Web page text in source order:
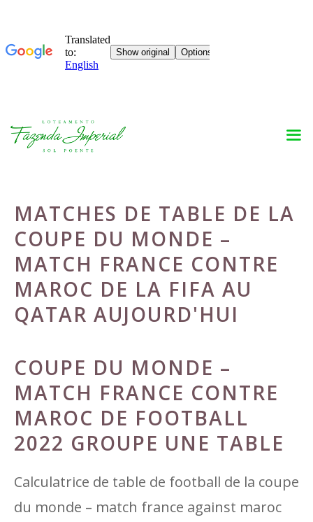
Skip
MATCHES DE TABLE DE LA
COUPE DU MONDE –
MATCH FRANCE CONTRE
MAROC DE LA FIFA AU
QATAR AUJOURD'HUI
COUPE DU MONDE –
MATCH FRANCE CONTRE
MAROC DE FOOTBALL
2022 GROUPE UNE TABLE
Calculatrice de table de football de la coupe
du monde – match france against maroc